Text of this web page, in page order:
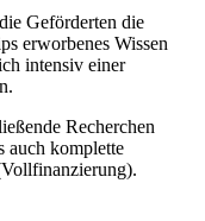
Geförderten die
erworbenes Wissen
intensiv einer
Recherchen
auch komplette